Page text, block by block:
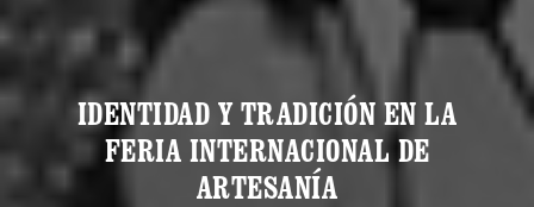
IDENTIDAD Y TRADICIÓN EN LA
FERIA INTERNACIONAL DE
ARTESANÍA